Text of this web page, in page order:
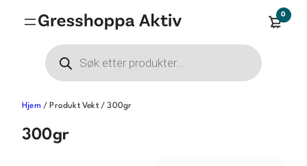
0
Products
search
Hjem / Produkt Vekt / 300gr
300gr